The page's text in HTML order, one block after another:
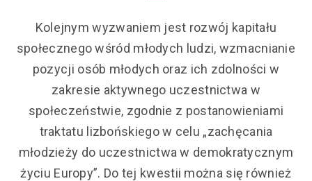
Kolejnym wyzwaniem jest rozwój kapitału
społecznego wśród młodych ludzi, wzmacnianie
pozycji osób młodych oraz ich zdolności w
zakresie aktywnego uczestnictwa w
społeczeństwie, zgodnie z postanowieniami
traktatu lizbońskiego w celu „zachęcania
młodzieży do uczestnictwa w demokratycznym
życiu Europy”. Do tej kwestii można się również